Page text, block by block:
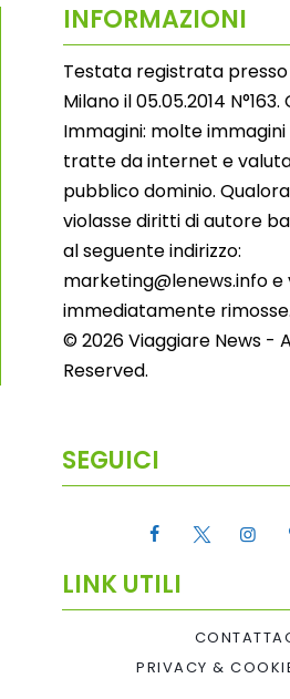
INFORMAZIONI
Testata registrata presso
Milano il 05.05.2014
Immagini: molte
tratte da internet e
pubblico dominio.
violasse diritti di autore
al seguente indirizzo:
marketing@lenews.info
immediatamente rimosse.
© 2026 Viaggiare News -
Reserved.
SEGUICI
LINK UTILI
PRIVACY &